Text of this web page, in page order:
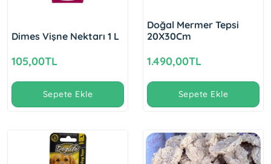
Dimes Vişne Nektarı 1 L
105,00TL
Sepete Ekle
Doğal Mermer Tepsi
20X30Cm
1.490,00TL
Sepete Ekle